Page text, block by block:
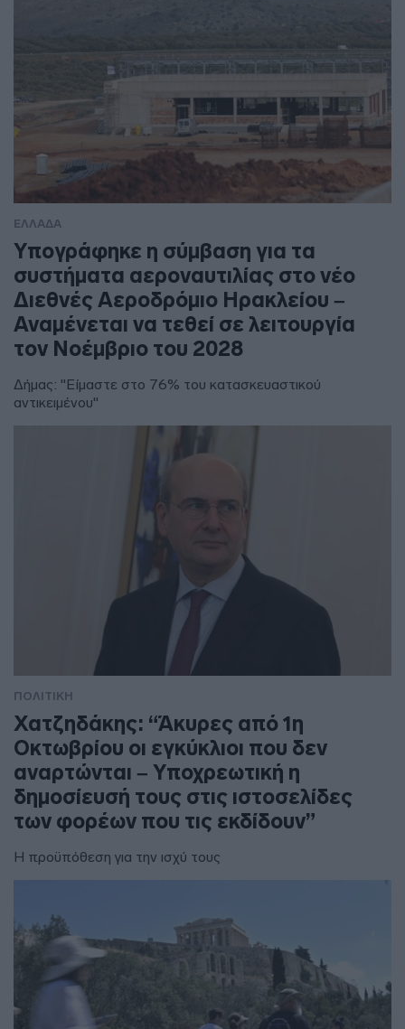
ΕΛΛΑΔΑ
Υπογράφηκε η σύμβαση για τα
συστήματα αεροναυτιλίας στο νέο
Διεθνές Αεροδρόμιο Ηρακλείου –
Αναμένεται να τεθεί σε λειτουργία
τον Νοέμβριο του 2028
Δήμας: "Είμαστε στο 76% του κατασκευαστικού
αντικειμένου"
ΠΟΛΙΤΙΚΗ
Χατζηδάκης: “Άκυρες από 1η
Οκτωβρίου οι εγκύκλιοι που δεν
αναρτώνται – Υποχρεωτική η
δημοσίευσή τους στις ιστοσελίδες
των φορέων που τις εκδίδουν”
Η προϋπόθεση για την ισχύ τους